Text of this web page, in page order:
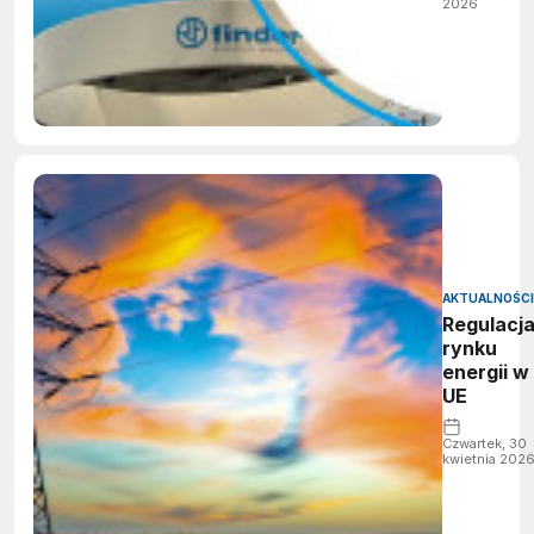
energii
2026
AKTUALNOŚCI
Regulacja
rynku
energii w
UE
Czwartek, 30
kwietnia 2026